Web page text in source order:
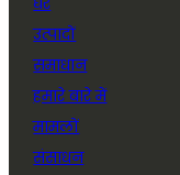
उत्पादों
समाधान
हमारे बारे में
मामलों
संसाधन